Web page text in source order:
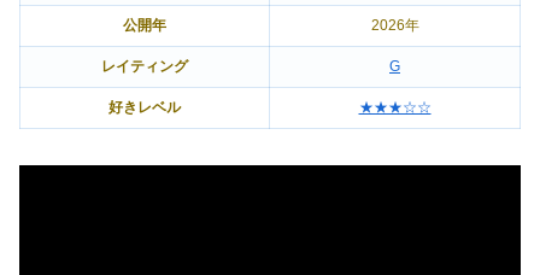
公開年 2026年
レイティング G
好きレベル ★★★☆☆